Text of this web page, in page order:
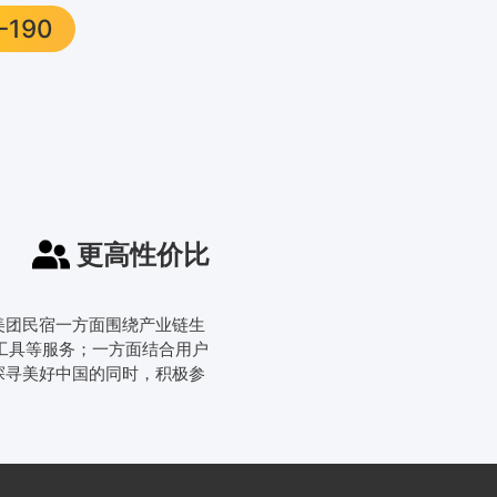
更高性价比
民宿一方面围绕产业链生
等服务；一方面结合用户
美好中国的同时，积极参